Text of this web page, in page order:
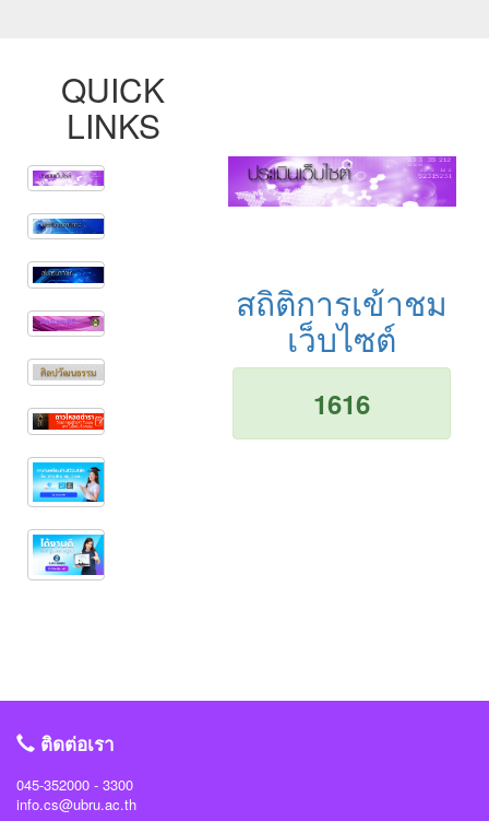
QUICK
LINKS
สถิติการเข้าชม
เว็บไซต์
1616
ติดต่อเรา
045-352000 - 3300
info.cs@ubru.ac.th